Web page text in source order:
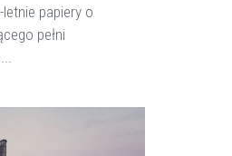
papiery o
pełni